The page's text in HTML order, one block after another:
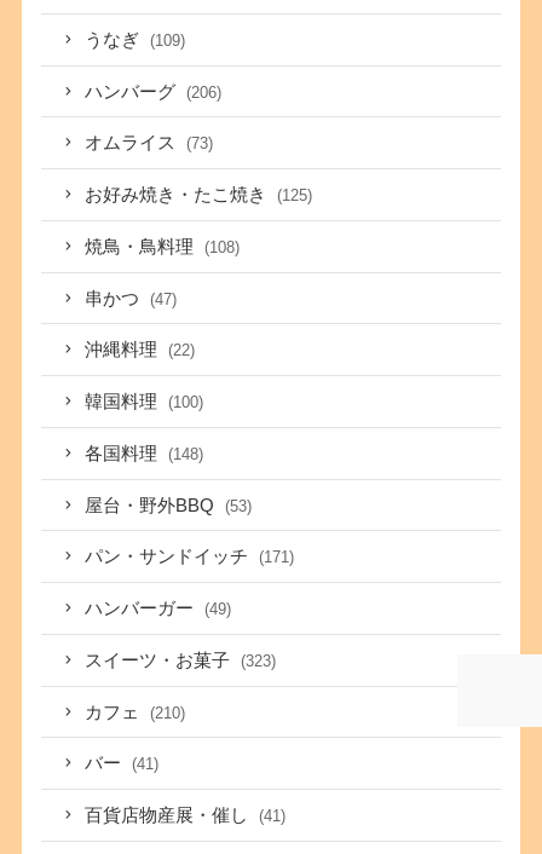
うなぎ (109)
ハンバーグ (206)
オムライス (73)
お好み焼き・たこ焼き (125)
焼鳥・鳥料理 (108)
串かつ (47)
沖縄料理 (22)
韓国料理 (100)
各国料理 (148)
屋台・野外BBQ (53)
パン・サンドイッチ (171)
ハンバーガー (49)
スイーツ・お菓子 (323)
カフェ (210)
バー (41)
百貨店物産展・催し (41)